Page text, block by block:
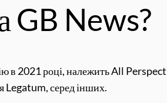
GB News?
в 2021 році, належить All
Legatum, серед інших.